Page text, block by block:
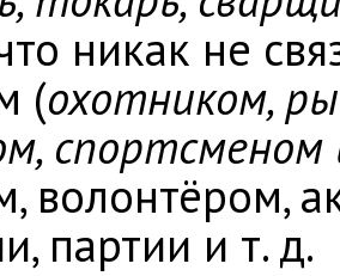
никак не
(охотником,
волонтёром,
партии и т. д.